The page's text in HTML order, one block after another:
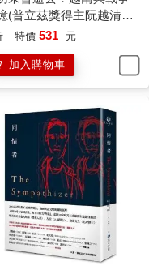
死的，就像我們也不敢
）拒絕了我們的要求，
、武器零件、飛機與坦
再供藥。（將軍喃喃地
）
菸，而他往往凝視著前
間慢慢燃盡。到了四月
不該說的話，夫人立刻
等下去，我們就出不去
軍假裝沒聽見。夫人的
教育班長，即使生了五
一切的外表，在我們受
和的水彩與最模糊的筆
南女子。將軍對於這樣
(普立茲獎得主阮越清又
作)
特價 531 元
加入購物車